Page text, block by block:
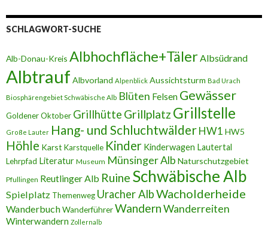
SCHLAGWORT-SUCHE
Alb-Donau-Kreis Albhochfläche+TälerAlbsüdrand
Albtrauf Albvorland Alpenblick Aussichtsturm Bad Urach
Biosphärengebiet Schwäbische Alb Blüten Felsen Gewässer
Goldener Oktober Grillhütte Grillplatz Grillstelle
Große Lauter Hang- und SchluchtwälderHW1 HW5
Höhle Karst Karstquelle Kinder Kinderwagen Lautertal
Lehrpfad Literatur Museum Münsinger Alb Naturschutzgebiet
Pfullingen Reutlinger Alb Ruine Schwäbische Alb
Spielplatz Themenweg Uracher AlbWacholderheide
WanderbuchWanderführerWandernWanderreiten
Winterwandern Zollernalb